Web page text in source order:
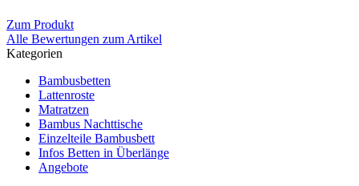
Zum Produkt
Alle Bewertungen zum Artikel
Kategorien
Bambusbetten
Lattenroste
Matratzen
Bambus Nachttische
Einzelteile Bambusbett
Infos Betten in Überlänge
Angebote